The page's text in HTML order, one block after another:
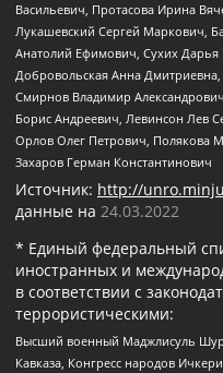
Васильевич, Протасова Ирина
Лукашевский Сергей Маркович,
Анатолий Ефимович, Сухих
Добровольская Анна Дмитриевна,
Смирнов Владимир
Борис Андреевич, Левинсон Лев
Орлов Олег Петрович, Полякова
Захаров Герман Константинович
Источник: http://
данные на 24.03.2022
* Единый федеральный
иностранных и
в соответствии с
террористическими:
Высший военный Маджлисуль
Кавказа, Конгресс народов